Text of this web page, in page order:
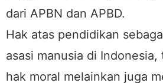
dari APBN dan APBD.
Hak atas pendidikan
asasi manusia di
hak moral melainkan juga